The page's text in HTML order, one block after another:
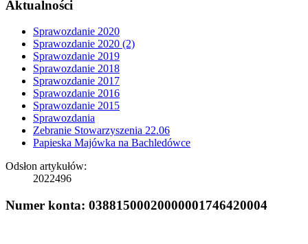
Aktualności
Sprawozdanie 2020
Sprawozdanie 2020 (2)
Sprawozdanie 2019
Sprawozdanie 2018
Sprawozdanie 2017
Sprawozdanie 2016
Sprawozdanie 2015
Sprawozdania
Zebranie Stowarzyszenia 22.06
Papieska Majówka na Bachledówce
Odsłon artykułów:
2022496
Numer konta: 03881500020000001746420004